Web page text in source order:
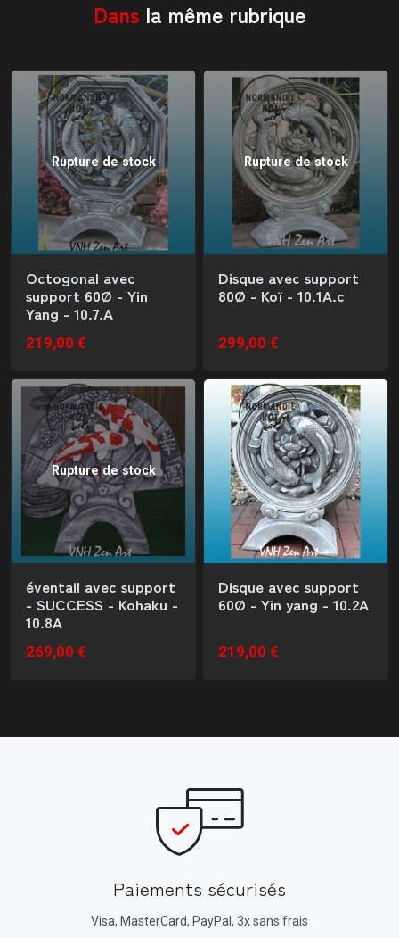
Dans la même rubrique
Rupture de stock
Octogonal avec
support 60Ø - Yin
Yang - 10.7.A
219,00 €
Rupture de stock
Disque avec support
80Ø - Koï - 10.1A.c
299,00 €
Rupture de stock
éventail avec support
- SUCCESS - Kohaku -
10.8A
269,00 €
Disque avec support
60Ø - Yin yang - 10.2A
219,00 €
Paiements sécurisés
Visa, MasterCard, PayPal, 3x sans frais